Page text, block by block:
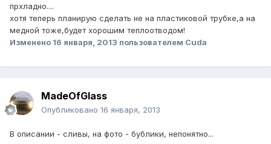
прхладно....
хотя теперь планирую сделать не на пластиковой трубке,а на
медной тоже,будет хорошим теплоотводом!
Изменено 16 января, 2013 пользователем Cuda
MadeOfGlass
Опубликовано 16 января, 2013
В описании - сливы, на фото - бублики, непонятно...